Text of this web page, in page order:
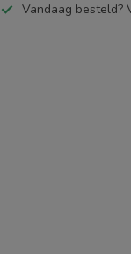
Vandaag besteld?